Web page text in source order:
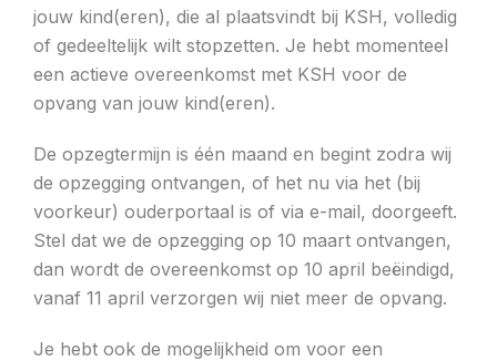
jouw kind(eren), die al plaatsvindt bij KSH, volledig
of gedeeltelijk wilt stopzetten. Je hebt momenteel
een actieve overeenkomst met KSH voor de
opvang van jouw kind(eren).
De opzegtermijn is één maand en begint zodra wij
de opzegging ontvangen, of het nu via het (bij
voorkeur) ouderportaal is of via e-mail, doorgeeft.
Stel dat we de opzegging op 10 maart ontvangen,
dan wordt de overeenkomst op 10 april beëindigd,
vanaf 11 april verzorgen wij niet meer de opvang.
Je hebt ook de mogelijkheid om voor een